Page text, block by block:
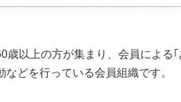
以上の方が集まり、会員による
どを行っている会員組織です。